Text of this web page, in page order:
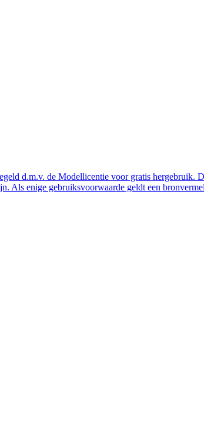
d.m.v. de Modellicentie voor gratis hergebruik.
Als enige gebruiksvoorwaarde geldt een